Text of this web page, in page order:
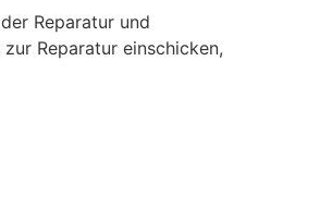
Reparatur und
Reparatur einschicken,